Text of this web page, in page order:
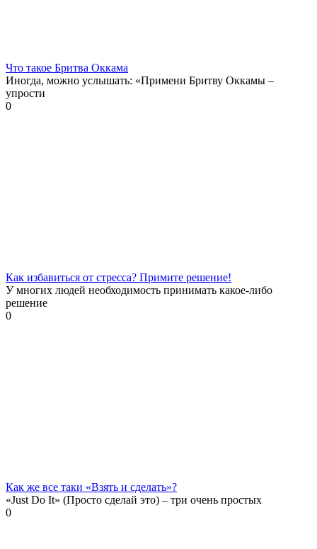
Что такое Бритва Оккама
Иногда, можно услышать: «Примени Бритву Оккамы –
упрости
0
Как избавиться от стресса? Примите решение!
У многих людей необходимость принимать какое-либо
решение
0
Как же все таки «Взять и сделать»?
«Just Do It» (Просто сделай это) – три очень простых
0